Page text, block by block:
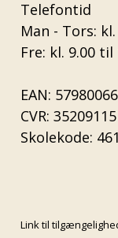
Telefontid
Man - Tors:
Fre: kl. 9.00 til
EAN:
CVR: 35209115
Skolekode:
Link til